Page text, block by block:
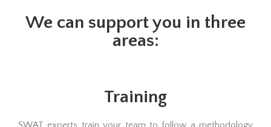
We can support you in three
areas:
Training
SWAT experts train your team to follow a methodology